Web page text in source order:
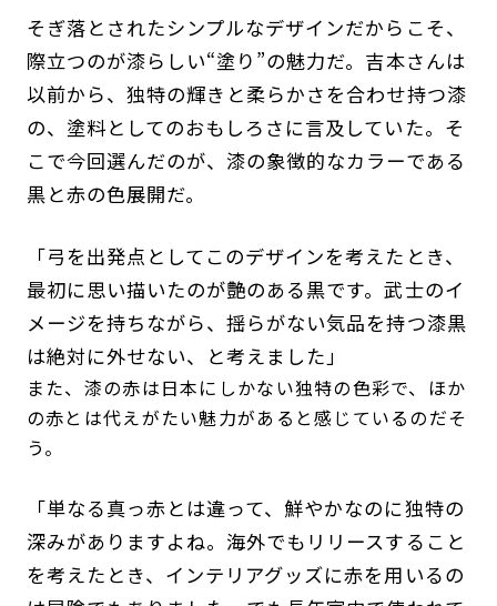
そぎ落とされたシンプルなデザインだからこそ、
際立つのが漆らしい“塗り”の魅力だ。吉本さんは
以前から、独特の輝きと柔らかさを合わせ持つ漆
の、塗料としてのおもしろさに言及していた。そ
こで今回選んだのが、漆の象徴的なカラーである
黒と赤の色展開だ。
「弓を出発点としてこのデザインを考えたとき、
最初に思い描いたのが艶のある黒です。武士のイ
メージを持ちながら、揺らがない気品を持つ漆黒
は絶対に外せない、と考えました」
また、漆の赤は日本にしかない独特の色彩で、ほか
の赤とは代えがたい魅力があると感じているのだそ
う。
「単なる真っ赤とは違って、鮮やかなのに独特の
深みがありますよね。海外でもリリースすること
を考えたとき、インテリアグッズに赤を用いるの